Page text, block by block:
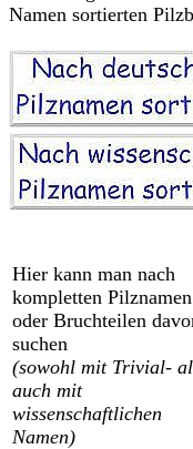
Namen sortierten
Hier kann man nach
kompletten Pilznamen
oder Bruchteilen
suchen
(sowohl mit Trivial-
auch mit
wissenschaftlichen
Namen)